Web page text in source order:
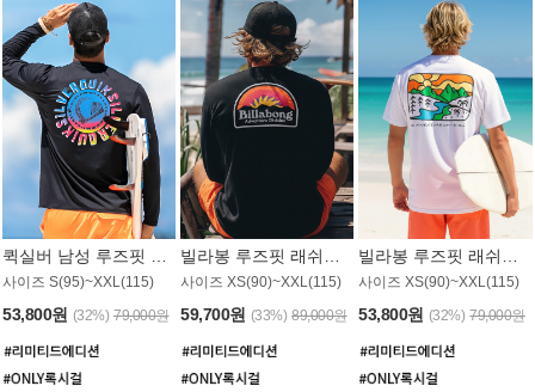
사이즈 S(95)~XXL(115)
53,800원 (32%) 79,000원
사이즈 XS(90)~XXL(115)
59,700원 (33%) 89,000원
사이즈 XS(90)~XXL(115)
53,800원 (32%) 79,000원